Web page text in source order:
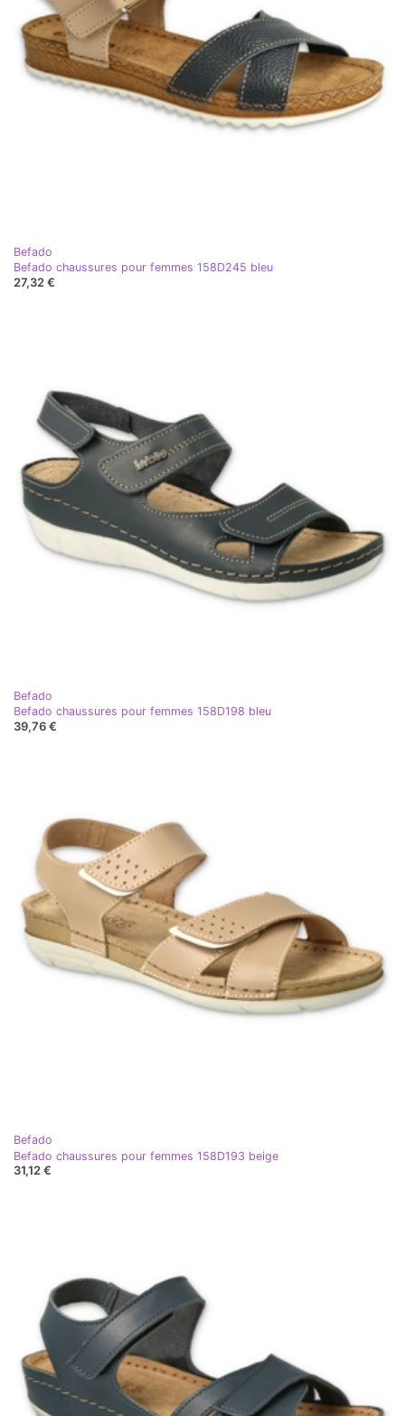
Befado
Befado chaussures pour femmes 158D245 bleu
27,32 €
Befado
Befado chaussures pour femmes 158D198 bleu
39,76 €
Befado
Befado chaussures pour femmes 158D193 beige
31,12 €